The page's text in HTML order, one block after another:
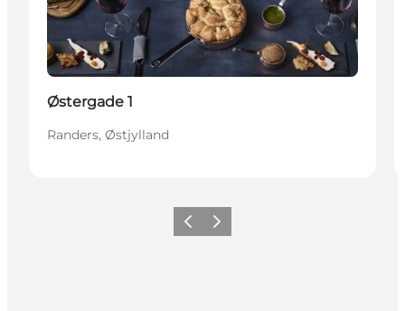
Østergade 1
Randers, Østjylland
ForrigeNæste